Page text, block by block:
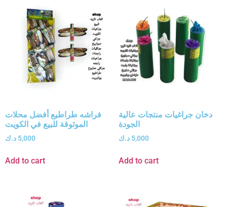
فراشه طراطيع أفضل محلات
الموثوقة للبيع في الكويت
5,000 د.ك
Add to cart
دخان جراغيات منتجات عالية
الجودة
5,000 د.ك
Add to cart